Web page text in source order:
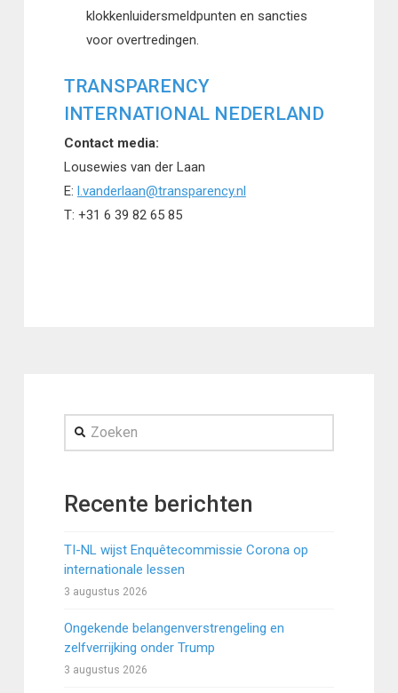
klokkenluidersmeldpunten en sancties
voor overtredingen.
TRANSPARENCY
INTERNATIONAL NEDERLAND
Contact media:
Lousewies van der Laan
E: l.vanderlaan@transparency.nl
T: +31 6 39 82 65 85
Zoeken
Recente berichten
TI-NL wijst Enquêtecommissie Corona op
internationale lessen
3 augustus 2026
Ongekende belangenverstrengeling en
zelfverrijking onder Trump
3 augustus 2026